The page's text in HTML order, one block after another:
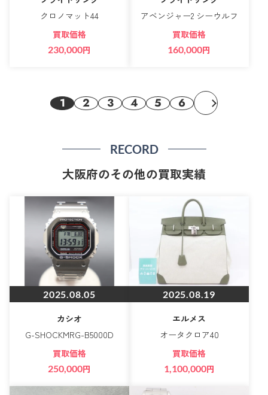
クロノマット44
買取価格
230,000円
アベンジャー2 シーウルフ
買取価格
160,000円
1 2 3 4 5 6
RECORD
大阪府のその他の買取実績
2025.08.05
カシオ
G-SHOCKMRG-B5000D
買取価格
250,000円
2025.08.19
エルメス
オータクロア40
買取価格
1,100,000円